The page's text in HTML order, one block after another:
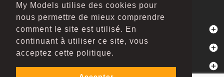
My Models utilise des cookies pour
nous permettre de mieux comprendre
comment le site est utilisé. En
continuant à utiliser ce site, vous
acceptez cette politique.
INFORMATIONS SUR LE MAGASIN

FOLLOW US

SERVICES
